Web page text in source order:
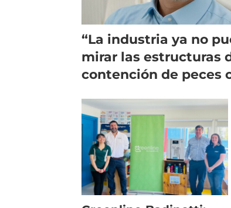
“La industria ya no
mirar las estructuras
contención de peces